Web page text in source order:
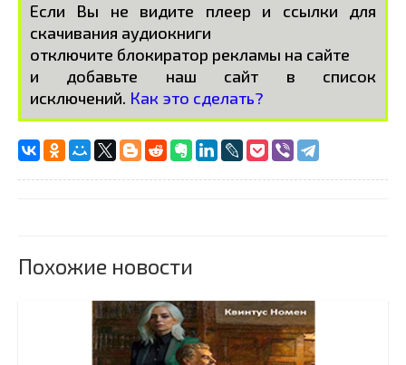
Если Вы не видите плеер и ссылки для
скачивания аудиокниги
отключите блокиратор рекламы на сайте
и добавьте наш сайт в список
исключений. Как это сделать?
Похожие новости